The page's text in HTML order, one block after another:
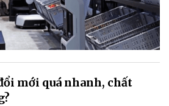
mới quá nhanh, chất